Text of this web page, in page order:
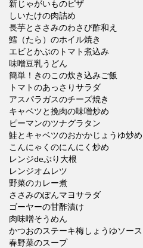
新じゃがいものピザ
しいたけの肉詰め
長芋とささみのわさび酢和え
鱈（たら）のホイル焼き
エビとかぶのトマト煮込み
味噌豆乳うどん
簡単！きのこの炊き込みご飯
トマトのあっさりサラダ
アスパラガスのチーズ焼き
キャベツと挽肉の味噌炒め
ピーマンのツナグラタン
鮭とキャベツのおかかじょうゆ炒め
こんにゃくのにんにく炒め
レンジdeぶり大根
レンジオムレツ
野菜のカレー煮
ささみのぽんマヨサラダ
ゴーヤーの甘酢漬け
肉味噌そうめん
かつおのステーキ梅しょうゆソース
春野菜のスープ